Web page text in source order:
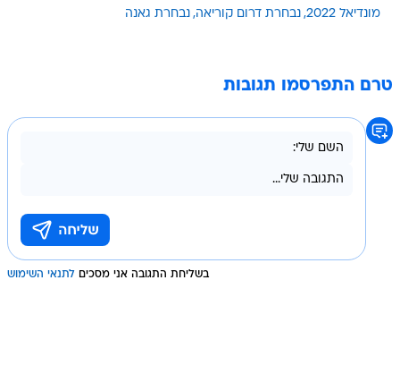
מונדיאל 2022 נבחרת דרום קוריאה נבחרת גאנה
טרם התפרסמו תגובות
בשליחת התגובה אני מסכים לתנאי השימוש